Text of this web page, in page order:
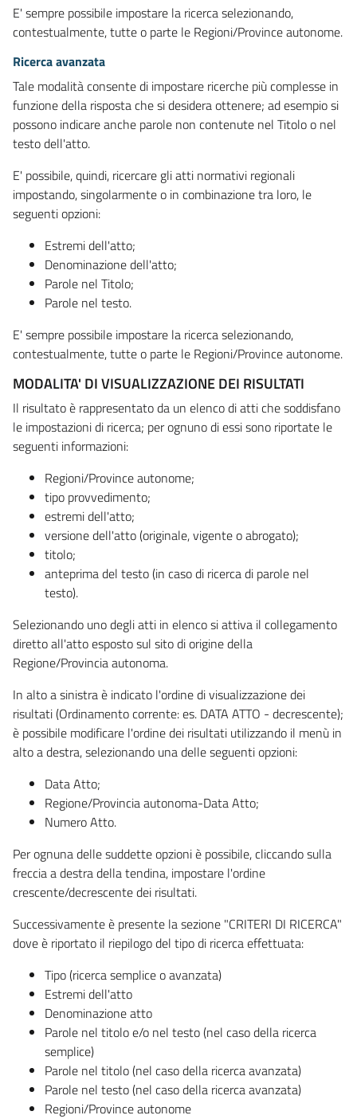
E' sempre possibile impostare la ricerca selezionando,
contestualmente, tutte o parte le Regioni/Province autonome.
Ricerca avanzata
Tale modalità consente di impostare ricerche più complesse in
funzione della risposta che si desidera ottenere; ad esempio si
possono indicare anche parole non contenute nel Titolo o nel
testo dell'atto.
E' possibile, quindi, ricercare gli atti normativi regionali
impostando, singolarmente o in combinazione tra loro, le
seguenti opzioni:
Estremi dell'atto;
Denominazione dell'atto;
Parole nel Titolo;
Parole nel testo.
E' sempre possibile impostare la ricerca selezionando,
contestualmente, tutte o parte le Regioni/Province autonome.
MODALITA' DI VISUALIZZAZIONE DEI RISULTATI
Il risultato è rappresentato da un elenco di atti che soddisfano
le impostazioni di ricerca; per ognuno di essi sono riportate le
seguenti informazioni:
Regioni/Province autonome;
tipo provvedimento;
estremi dell'atto;
versione dell'atto (originale, vigente o abrogato);
titolo;
anteprima del testo (in caso di ricerca di parole nel
testo).
Selezionando uno degli atti in elenco si attiva il collegamento
diretto all'atto esposto sul sito di origine della
Regione/Provincia autonoma.
In alto a sinistra è indicato l'ordine di visualizzazione dei
risultati (Ordinamento corrente: es. DATA ATTO - decrescente);
è possibile modificare l'ordine dei risultati utilizzando il menù in
alto a destra, selezionando una delle seguenti opzioni:
Data Atto;
Regione/Provincia autonoma-Data Atto;
Numero Atto.
Per ognuna delle suddette opzioni è possibile, cliccando sulla
freccia a destra della tendina, impostare l'ordine
crescente/decrescente dei risultati.
Successivamente è presente la sezione "CRITERI DI RICERCA"
dove è riportato il riepilogo del tipo di ricerca effettuata:
Tipo (ricerca semplice o avanzata)
Estremi dell'atto
Denominazione atto
Parole nel titolo e/o nel testo (nel caso della ricerca
semplice)
Parole nel titolo (nel caso della ricerca avanzata)
Parole nel testo (nel caso della ricerca avanzata)
Regioni/Province autonome